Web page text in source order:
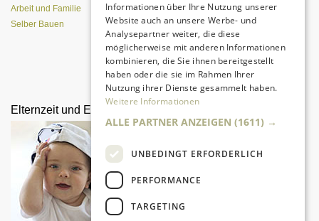
Arbeit und Familie
Selber Bauen
Alle Entwicklungsphasen im
Überblick
Elternzeit und Elterngeld
Mutterleib?
Informationen über Ihre Nutzung unserer
Website auch an unsere Werbe- und
Analysepartner weiter, die diese
möglicherweise mit anderen Informationen
kombinieren, die Sie ihnen bereitgestellt
haben oder die sie im Rahmen Ihrer
Nutzung ihrer Dienste gesammelt haben.
Weitere Informationen
ALLE PARTNER ANZEIGEN (1611) →
UNBEDINGT ERFORDERLICH
PERFORMANCE
TARGETING